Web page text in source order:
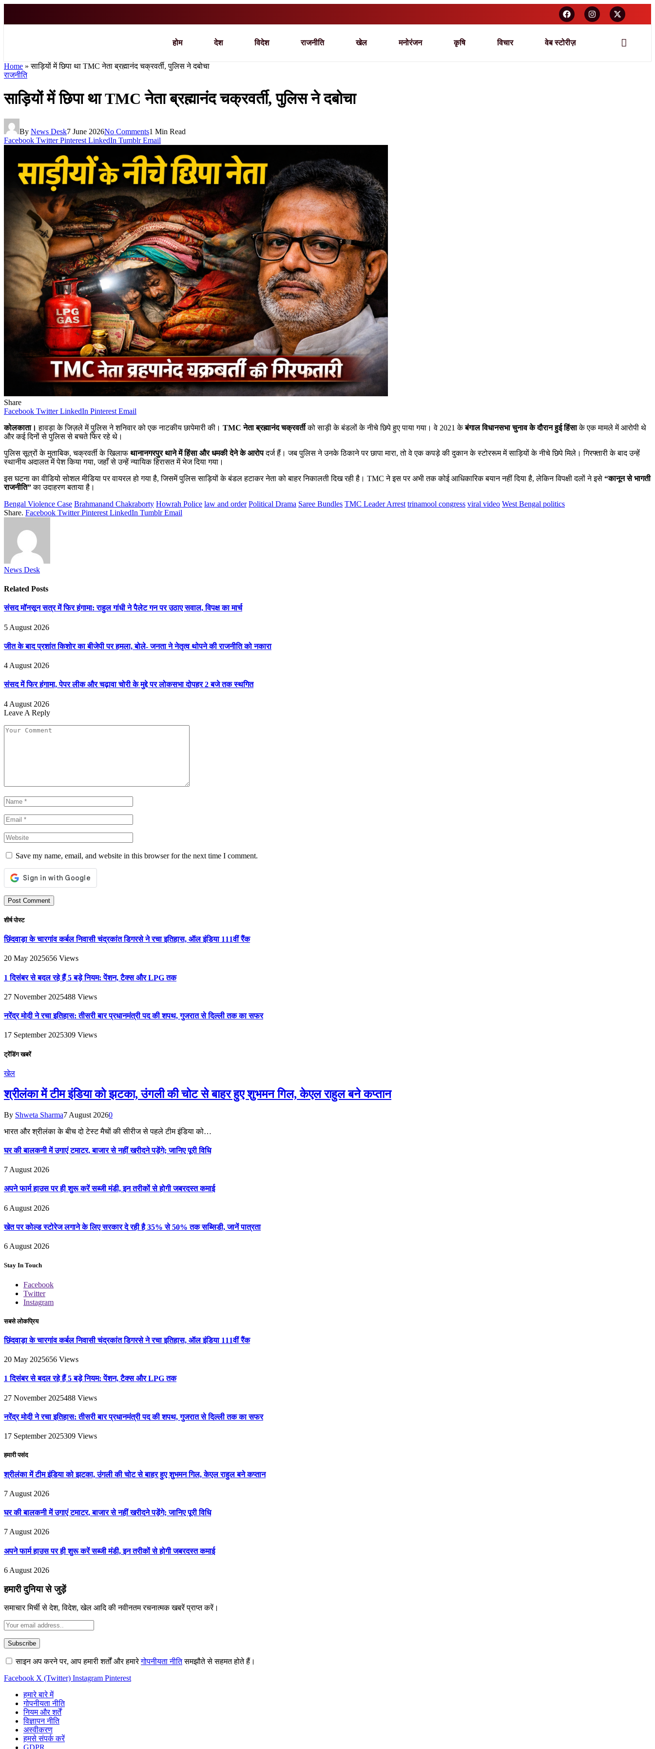
होम देश विदेश राजनीति खेल मनोरंजन कृषि विचार वेब स्टोरीज़
Home »साड़ियों में छिपा था TMC नेता ब्रह्मानंद चक्रवर्ती, पुलिस ने दबोचा
राजनीति
साड़ियों में छिपा था TMC नेता ब्रह्मानंद चक्रवर्ती, पुलिस ने दबोचा
By News Desk7 June 2026No Comments1 Min Read
Facebook Twitter Pinterest LinkedIn Tumblr Email
Share
Facebook Twitter LinkedIn Pinterest Email
कोलकाता। हावड़ा के जिज़ले में पुलिस ने शनिवार को एक नाटकीय छापेमारी की। TMC नेता ब्रह्मानंद चक्रवर्तीको साड़ी के बंडलों के नीचे छिपे हुए पाया गया। वे 2021 केबंगाल विधानसभा चुनाव के दौरान हुई हिंसाके एक मामले में आरोपी थे
और कई दिनों से पुलिस से बचते फिर रहे थे।
पुलिस सूत्रों के मुताबिक, चक्रवर्ती के खिलाफ थानानगरपुर थाने में हिंसा और धमकी देने के आरोपदर्ज हैं। जब पुलिस ने उनके ठिकाने पर छापा मारा, तो वे एक कपड़े की दुकान के स्टोररूम में साड़ियों के नीचे छिपे मिले। गिरफ्तारी के बाद उन्हें
स्थानीय अदालत में पेश किया गया, जहाँ से उन्हें न्यायिक हिरासत में भेज दिया गया।
इस घटना का वीडियो सोशल मीडिया पर वायरल हो गया है, जिसमें पुलिस साड़ियों के बंडल हटाकर नेता को बाहर निकालती दिख रही है। TMC ने इस पर अभी तक कोई आधिकारिक बयान नहीं दिया है, लेकिन विपक्षी दलों ने इसे “कानून से भागती
राजनीति”का उदाहरण बताया है।
Bengal Violence Case Brahmanand Chakraborty Howrah Police law and order Political Drama Saree Bundles TMC Leader Arrest trinamool congress viral video West Bengal politics
Share. Facebook Twitter Pinterest LinkedIn Tumblr Email
News Desk
Related Posts
संसद मॉनसून सत्र में फिर हंगामा: राहुल गांधी ने पैलेट गन पर उठाए सवाल, विपक्ष का मार्च
5 August 2026
जीत के बाद प्रशांत किशोर का बीजेपी पर हमला, बोले- जनता ने नेतृत्व थोपने की राजनीति को नकारा
4 August 2026
संसद में फिर हंगामा, पेपर लीक और चढ़ावा चोरी के मुद्दे पर लोकसभा दोपहर 2 बजे तक स्थगित
4 August 2026
Leave A Reply
Save my name, email, and website in this browser for the next time I comment.
शीर्ष पोस्ट
छिंदवाड़ा के चारगांव कर्बल निवासी चंद्रकांत डिगरसे ने रचा इतिहास, ऑल इंडिया 111वीं रैंक
20 May 2025656 Views
1 दिसंबर से बदल रहे हैं 5 बड़े नियम: पेंशन, टैक्स और LPG तक
27 November 2025488 Views
नरेंद्र मोदी ने रचा इतिहास: तीसरी बार प्रधानमंत्री पद की शपथ, गुजरात से दिल्ली तक का सफर
17 September 2025309 Views
ट्रेंडिंग खबरें
खेल
श्रीलंका में टीम इंडिया को झटका, उंगली की चोट से बाहर हुए शुभमन गिल, केएल राहुल बने कप्तान
By Shweta Sharma7 August 20260
भारत और श्रीलंका के बीच दो टेस्ट मैचों की सीरीज से पहले टीम इंडिया को…
घर की बालकनी में उगाएं टमाटर, बाजार से नहीं खरीदने पड़ेंगे; जानिए पूरी विधि
7 August 2026
अपने फार्म हाउस पर ही शुरू करें सब्जी मंडी, इन तरीकों से होगी जबरदस्त कमाई
6 August 2026
खेत पर कोल्ड स्टोरेज लगाने के लिए सरकार दे रही है 35% से 50% तक सब्सिडी, जानें पात्रता
6 August 2026
Stay In Touch
Facebook
Twitter
Instagram
सबसे लोकप्रिय
छिंदवाड़ा के चारगांव कर्बल निवासी चंद्रकांत डिगरसे ने रचा इतिहास, ऑल इंडिया 111वीं रैंक
20 May 2025656 Views
1 दिसंबर से बदल रहे हैं 5 बड़े नियम: पेंशन, टैक्स और LPG तक
27 November 2025488 Views
नरेंद्र मोदी ने रचा इतिहास: तीसरी बार प्रधानमंत्री पद की शपथ, गुजरात से दिल्ली तक का सफर
17 September 2025309 Views
हमारी पसंद
श्रीलंका में टीम इंडिया को झटका, उंगली की चोट से बाहर हुए शुभमन गिल, केएल राहुल बने कप्तान
7 August 2026
घर की बालकनी में उगाएं टमाटर, बाजार से नहीं खरीदने पड़ेंगे; जानिए पूरी विधि
7 August 2026
अपने फार्म हाउस पर ही शुरू करें सब्जी मंडी, इन तरीकों से होगी जबरदस्त कमाई
6 August 2026
हमारी दुनिया से जुड़ें
समाचार मिर्ची से देश, विदेश, खेल आदि की नवीनतम रचनात्मक खबरें प्राप्त करें।
साइन अप करने पर, आप हमारी शर्तों और हमारेगोपनीयता नीतिसमझौते से सहमत होते हैं।
Facebook X (Twitter) Instagram Pinterest
हमारे बारे में
गोपनीयता नीति
नियम और शर्तें
विज्ञापन नीति
अस्वीकरण
हमसे संपर्क करें